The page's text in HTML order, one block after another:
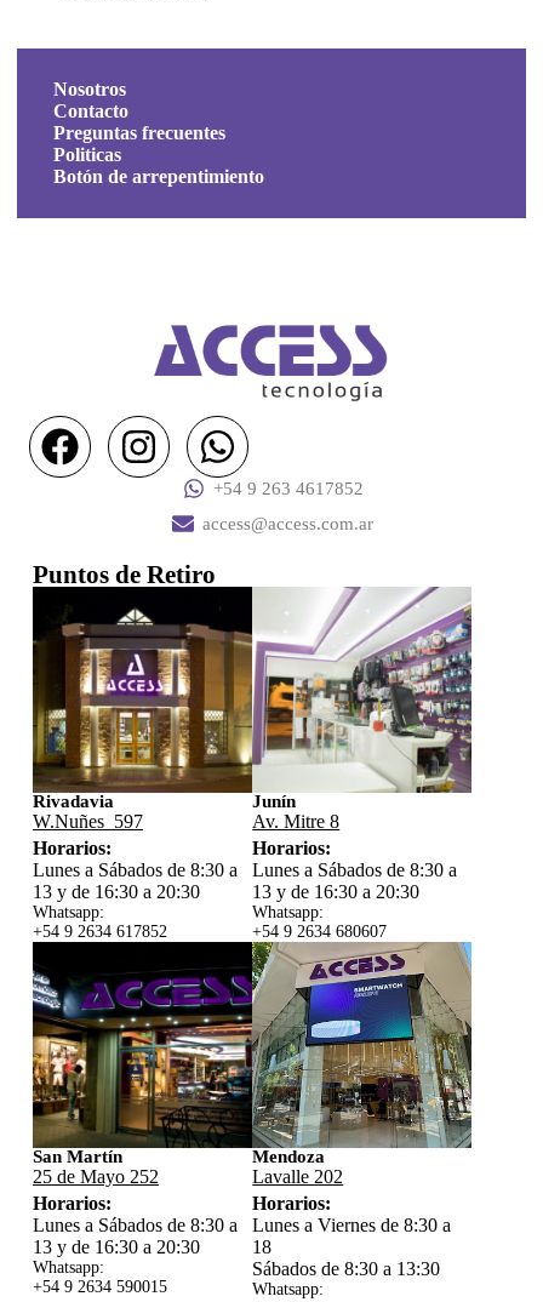
Nosotros
Contacto
Preguntas frecuentes
Politicas
Botón de arrepentimiento
+54 9 263 4617852
access@access.com.ar
Puntos de Retiro
Rivadavia
W.Nuñes 597
Horarios:
Lunes a Sábados de 8:30 a
13 y de 16:30 a 20:30
Whatsapp:
+54 9 2634 617852
Junín
Av. Mitre 8
Horarios:
Lunes a Sábados de 8:30 a
13 y de 16:30 a 20:30
Whatsapp:
+54 9 2634 680607
San Martín
25 de Mayo 252
Horarios:
Lunes a Sábados de 8:30 a
13 y de 16:30 a 20:30
Whatsapp:
+54 9 2634 590015
Mendoza
Lavalle 202
Horarios:
Lunes a Viernes de 8:30 a
18
Sábados de 8:30 a 13:30
Whatsapp: